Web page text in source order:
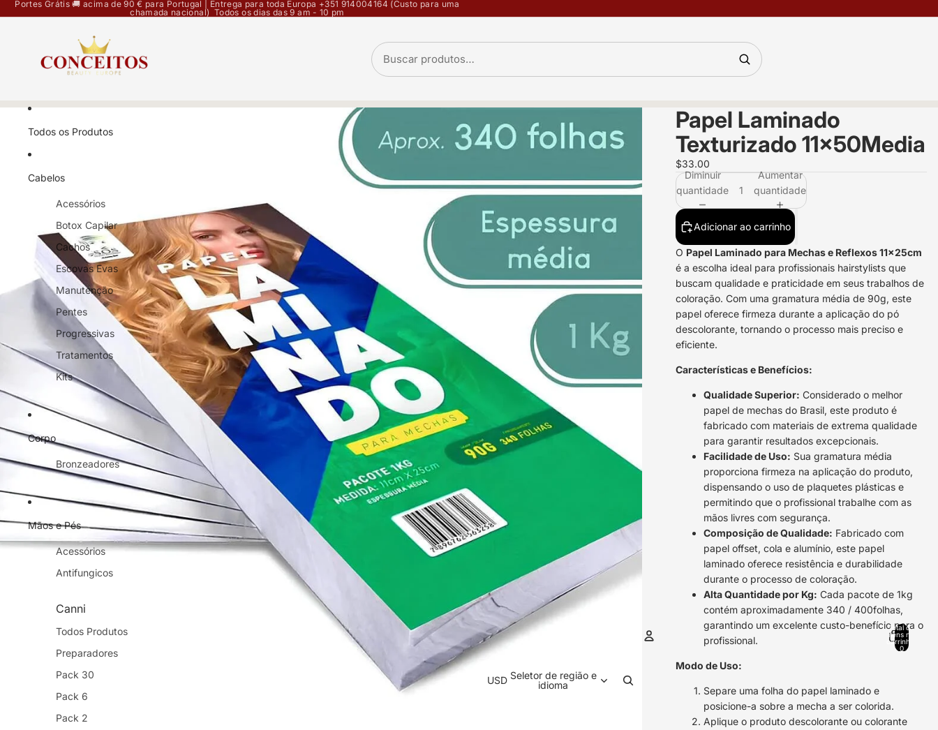
Portes Grátis 🚚 acima de 90 € para Portugal | Entrega para toda Europa +351 914004164 (Custo para uma
chamada nacional) Todos os dias das 9 am - 10 pm
Todos os Produtos
Cabelos
Acessórios
Botox Capilar
Cachos
Escovas Evas
Manutenção
Pentes
Progressivas
Tratamentos
Kits
Corpo
Bronzeadores
Mãos e Pés
Acessórios
Antifungicos
Canni
Todos Produtos
Preparadores
Pack 30
Pack 6
Pack 2
USD Seletor de região e
idioma
Conta
Outras opções de início de sessão
Encomendas
Perfil
Total de
itens no
carrinho:
0
Papel Laminado
Texturizado 11x50Media
$33.00
Diminuir
quantidade
Aumentar
quantidade
Adicionar ao carrinho
O Papel Laminado para Mechas e Reflexos 11x25cm
é a escolha ideal para profissionais hairstylists que
buscam qualidade e praticidade em seus trabalhos de
coloração. Com uma gramatura média de 90g, este
papel oferece firmeza durante a aplicação do pó
descolorante, tornando o processo mais preciso e
eficiente.
Características e Benefícios:
Qualidade Superior: Considerado o melhor
papel de mechas do Brasil, este produto é
fabricado com materiais de extrema qualidade
para garantir resultados excepcionais.
Facilidade de Uso: Sua gramatura média
proporciona firmeza na aplicação do produto,
dispensando o uso de plaquetes plásticas e
permitindo que o profissional trabalhe com as
mãos livres com segurança.
Composição de Qualidade: Fabricado com
papel offset, cola e alumínio, este papel
laminado oferece resistência e durabilidade
durante o processo de coloração.
Alta Quantidade por Kg: Cada pacote de 1kg
contém aproximadamente 340 / 400folhas,
garantindo um excelente custo-benefício para o
profissional.
Modo de Uso:
Separe uma folha do papel laminado e
posicione-a sobre a mecha a ser colorida.
Aplique o produto descolorante ou colorante